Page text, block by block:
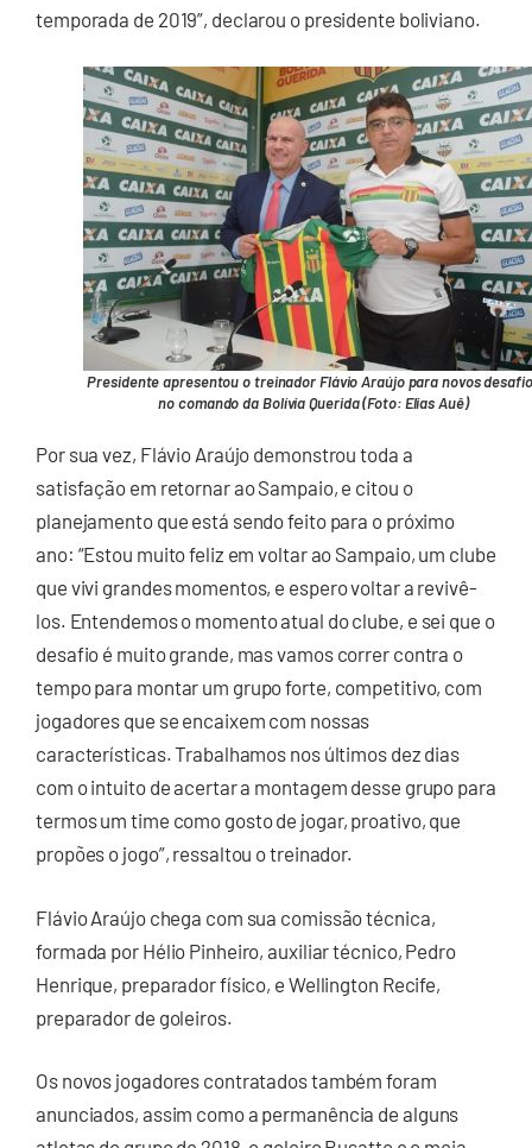
temporada de 2019”, declarou o presidente boliviano.
Presidente apresentou o treinador Flávio Araújo para novos
no comando da Bolívia Querida (Foto: Elias Auê)
Por sua vez, Flávio Araújo demonstrou toda a
satisfação em retornar ao Sampaio, e citou o
planejamento que está sendo feito para o próximo
ano: “Estou muito feliz em voltar ao Sampaio, um clube
que vivi grandes momentos, e espero voltar a revivê-
los. Entendemos o momento atual do clube, e sei que o
desafio é muito grande, mas vamos correr contra o
tempo para montar um grupo forte, competitivo, com
jogadores que se encaixem com nossas
características. Trabalhamos nos últimos dez dias
com o intuito de acertar a montagem desse grupo para
termos um time como gosto de jogar, proativo, que
propões o jogo”, ressaltou o treinador.
Flávio Araújo chega com sua comissão técnica,
formada por Hélio Pinheiro, auxiliar técnico, Pedro
Henrique, preparador físico, e Wellington Recife,
preparador de goleiros.
Os novos jogadores contratados também foram
anunciados, assim como a permanência de alguns